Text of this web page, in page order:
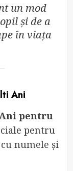
un mod
și de a
în viața
Ani
pentru
pentru
numele și